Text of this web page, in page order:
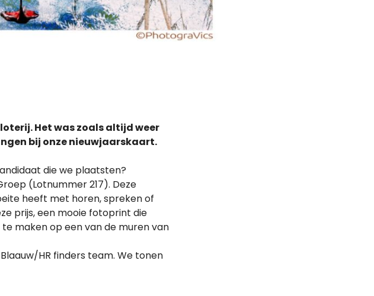
Het was zoals altijd weer
bij onze nieuwjaarskaart.
die we plaatsten?
(Lotnummer 217). Deze
heeft met horen, spreken of
prijs, een mooie fotoprint die
maken op een van de muren van
HR finders team. We tonen